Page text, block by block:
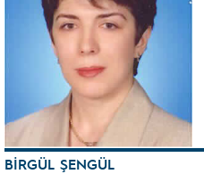
BİRGÜL ŞENGÜL